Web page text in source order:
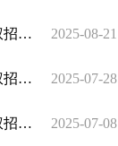
【成交公示】国有土地使用权招拍挂出让成交公示(鹿资源规划交告字[2025]16号) 2025-08-21
【成交公示】国有土地使用权招拍挂出让成交公示(鹿资源规划交告字[2025]15号) 2025-07-28
【成交公示】国有土地使用权招拍挂出让成交公示(鹿资源规划交告字[2025]14号) 2025-07-08